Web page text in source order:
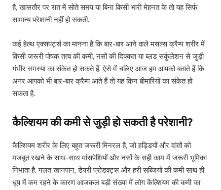
है, खासतौर पर रात में सोते समय या बिना किसी भारी मेहनत के तो यह सिर्फ
सामान्य परेशानी नहीं हो सकती.
कई हेल्थ एक्सपर्ट्स का मानना है कि बार-बार आने वाले मसल्स क्रैम्प शरीर में
किसी जरूरी पोषक तत्व की कमी, नसों की दिक्कत या ब्लड सर्कुलेशन से जुड़ी
गंभीर समस्या का संकेत हो सकते हैं. ऐसे में चलिए आज हम आपको बताते हैं कि
अगर आपको भी बार-बार क्रैम्प आते हैं तो यह किन बीमारियों का संकेत हो
सकता है.
कैल्शियम की कमी से जुड़ी हो सकती है परेशानी?
कैल्शियम शरीर के लिए बहुत जरूरी मिनरल है, जो हड्डियों और दांतों को
मजबूत रखने के साथ-साथ मांसपेशियों और नसों के सही काम में जरूरी भूमिका
निभाता है. गलत खानपान, डेयरी प्रोडक्ट्स और हरी सब्जियों की कमी साथ ही
धूप में कम रहने के कारण आजकल बड़ी संख्या में लोग कैल्शियम की कमी का